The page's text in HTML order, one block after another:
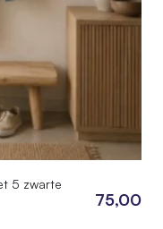
5 zwarte
75,00